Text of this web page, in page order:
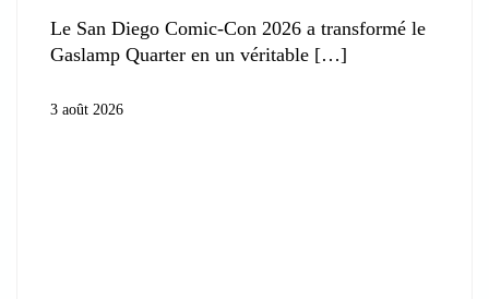
Le San Diego Comic-Con 2026 a transformé le
Gaslamp Quarter en un véritable
3 août 2026